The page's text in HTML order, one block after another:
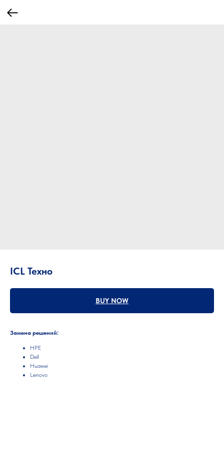
ICL Техно
BUY NOW
Замена решений:
HPE
Dell
Huawei
Lenovo